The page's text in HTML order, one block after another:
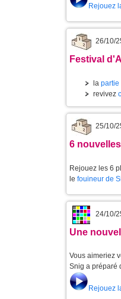
Rejouez
26/10/
Festival
la partie
revivez
25/10/
6
Rejouez les 6
le fouineur de
24/10/
Une
Vous aimeriez
Snig a préparé
Rejouez